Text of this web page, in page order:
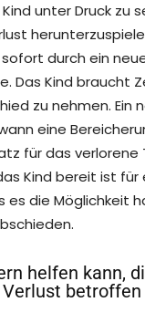
unter Druck zu
durch ein
Das Kind braucht
zu nehmen. Ein
eine
für das verlorene
Kind bereit ist für
es die Möglichkeit
helfen kann,
betroffen